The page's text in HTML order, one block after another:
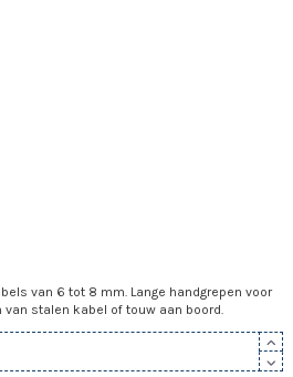
van 6 tot 8 mm. Lange handgrepen voor
stalen kabel of touw aan boord.